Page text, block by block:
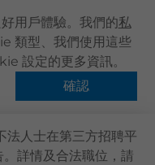
用戶體驗。我們的私
類型、我們使用這些
設定的更多資訊。
確認
法人士在第三方招聘平
詳情及合法職位，請